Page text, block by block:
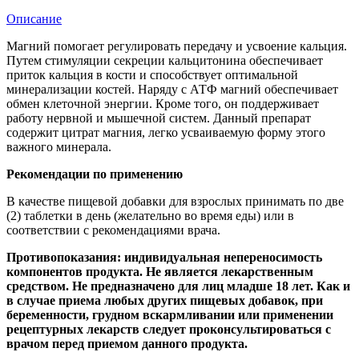
Описание
Магний помогает регулировать передачу и усвоение кальция.
Путем стимуляции секреции кальцитонина обеспечивает
приток кальция в кости и способствует оптимальной
минерализации костей. Наряду с АТФ магний обеспечивает
обмен клеточной энергии. Кроме того, он поддерживает
работу нервной и мышечной систем. Данный препарат
содержит цитрат магния, легко усваиваемую форму этого
важного минерала.
Рекомендации по применению
В качестве пищевой добавки для взрослых принимать по две
(2) таблетки в день (желательно во время еды) или в
соответствии с рекомендациями врача.
Противопоказания: индивидуальная непереносимость
компонентов продукта. Не является лекарственным
средством. Не предназначено для лиц младше 18 лет. Как и
в случае приема любых других пищевых добавок, при
беременности, грудном вскармливании или применении
рецептурных лекарств следует проконсультироваться с
врачом перед приемом данного продукта.